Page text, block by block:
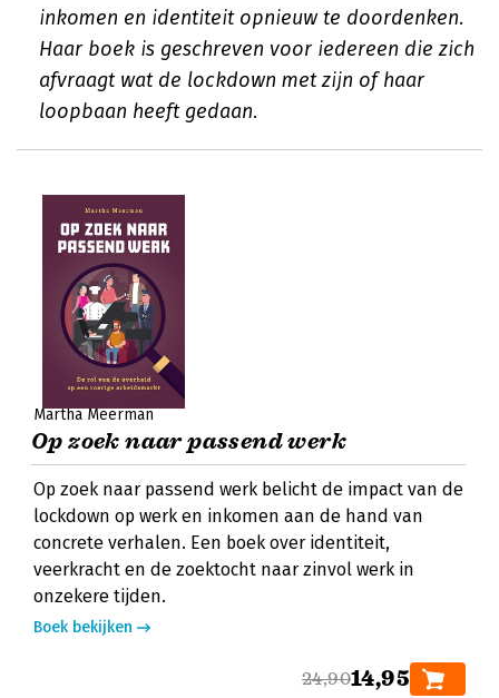
inkomen en identiteit opnieuw te doordenken.
Haar boek is geschreven voor iedereen die zich
afvraagt wat de lockdown met zijn of haar
loopbaan heeft gedaan.
Martha Meerman
Op zoek naar passend werk
Op zoek naar passend werk belicht de impact van de
lockdown op werk en inkomen aan de hand van
concrete verhalen. Een boek over identiteit,
veerkracht en de zoektocht naar zinvol werk in
onzekere tijden.
Boek bekijken
24,9014,95